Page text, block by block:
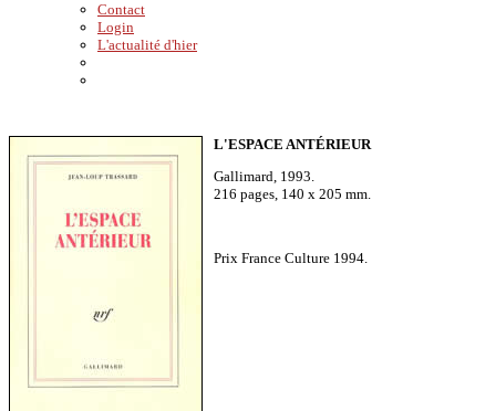
Contact
Login
L'actualité d'hier
L'ESPACE ANTÉRIEUR
Gallimard, 1993.
216 pages, 140 x 205 mm.
Prix France Culture 1994.